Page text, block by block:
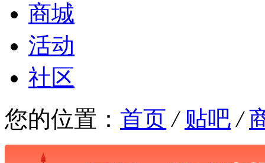
商城
活动
社区
您的位置： 首页 / 贴吧 /